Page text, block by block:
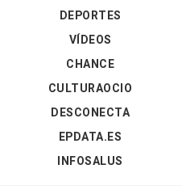
DEPORTES
VÍDEOS
CHANCE
CULTURAOCIO
DESCONECTA
EPDATA.ES
INFOSALUS